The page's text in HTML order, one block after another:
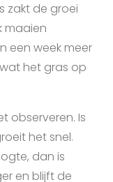
zakt de groei
maaien
een week meer
het gras op
observeren. Is
het snel.
dan is
en blijft de